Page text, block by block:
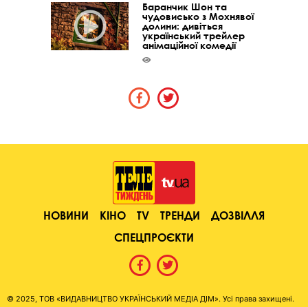
Баранчик Шон та
чудовисько з Мохнявої
долини: дивіться
український трейлер
анімаційної комедії
НОВИНИ КІНО TV ТРЕНДИ
ДОЗВІЛЛЯ
СПЕЦПРОЄКТИ
© 2025, ТОВ «ВИДАВНИЦТВО УКРАЇНСЬКИЙ МЕДІА ДІМ». Усі права захищені.